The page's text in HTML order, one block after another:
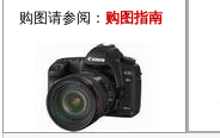
购图请参阅： 购图指南